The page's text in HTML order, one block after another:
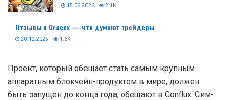
15.06.2026 2.1K
Отзывы о Gracex — что думают трейдеры
20.12.2025 1.6K
Проект, который обещает стать самым крупным
аппаратным блокчейн-продуктом в мире, должен
быть запущен до конца года, обещают в Conflux. Сим-